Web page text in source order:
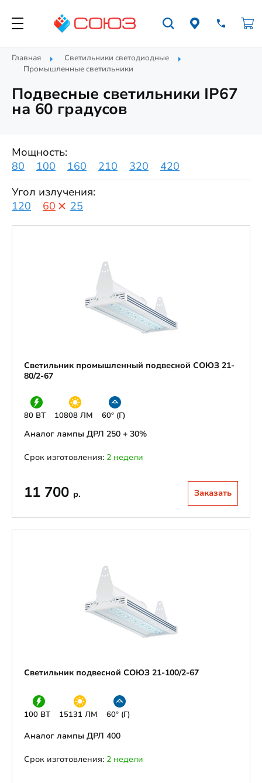
Главная
Светильники светодиодные
Промышленные светильники
Подвесные светильники IP67
на 60 градусов
Мощность:
80
100 160 210 320
420
Угол излучения:
120
60 25
Светильник промышленный подвесной СОЮЗ 21-
80/2-67
80 ВТ 10808 ЛМ 60° (Г)
Аналог лампы ДРЛ 250 + 30%
Срок изготовления: 2 недели
11 700 р. Заказать
Светильник подвесной СОЮЗ 21-100/2-67
100 ВТ 15131 ЛМ 60° (Г)
Аналог лампы ДРЛ 400
Срок изготовления: 2 недели